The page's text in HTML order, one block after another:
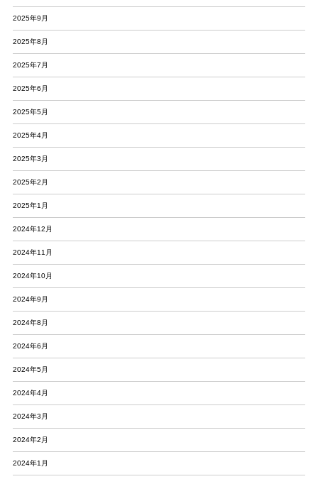
2025年9月
2025年8月
2025年7月
2025年6月
2025年5月
2025年4月
2025年3月
2025年2月
2025年1月
2024年12月
2024年11月
2024年10月
2024年9月
2024年8月
2024年6月
2024年5月
2024年4月
2024年3月
2024年2月
2024年1月